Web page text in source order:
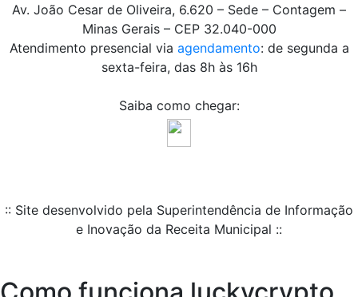
Av. João Cesar de Oliveira, 6.620 – Sede – Contagem –
Minas Gerais – CEP 32.040-000
Atendimento presencial via agendamento: de segunda a
sexta-feira, das 8h às 16h
Saiba como chegar:
:: Site desenvolvido pela Superintendência de Informação
e Inovação da Receita Municipal ::